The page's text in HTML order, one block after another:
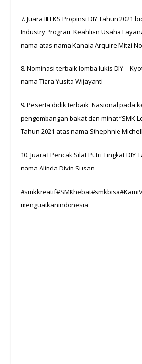
7. Juara III LKS Propinsi DIY Tahun 2021
Industry Program Keahlian Usaha
nama atas nama Kanaia Arquire Mitzi
8. Nominasi terbaik lomba lukis DIY –
nama Tiara Yusita Wijayanti
9. Peserta didik terbaik Nasional pada
pengembangan bakat dan minat “SMK
Tahun 2021 atas nama Sthephnie
10. Juara I Pencak Silat Putri Tingkat DIY
nama Alinda Divin Susan
menguatkanindonesia